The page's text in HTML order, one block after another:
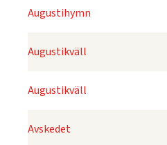
Augustihymn
Augustikväll
Augustikväll
Avskedet